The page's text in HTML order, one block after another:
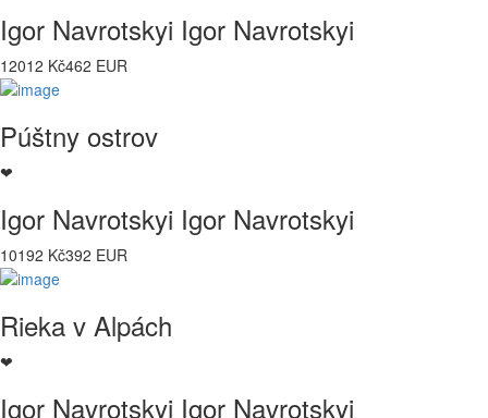
Igor Navrotskyi Igor Navrotskyi
12012 Kč462 EUR
Púštny ostrov
❤
Igor Navrotskyi Igor Navrotskyi
10192 Kč392 EUR
Rieka v Alpách
❤
Igor Navrotskyi Igor Navrotskyi